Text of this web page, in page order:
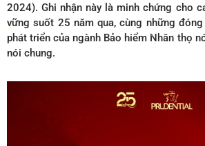
2024). Ghi nhận này là minh chứng cho
vững suốt 25 năm qua, cùng những
phát triển của ngành Bảo hiểm Nhân thọ
nói chung.